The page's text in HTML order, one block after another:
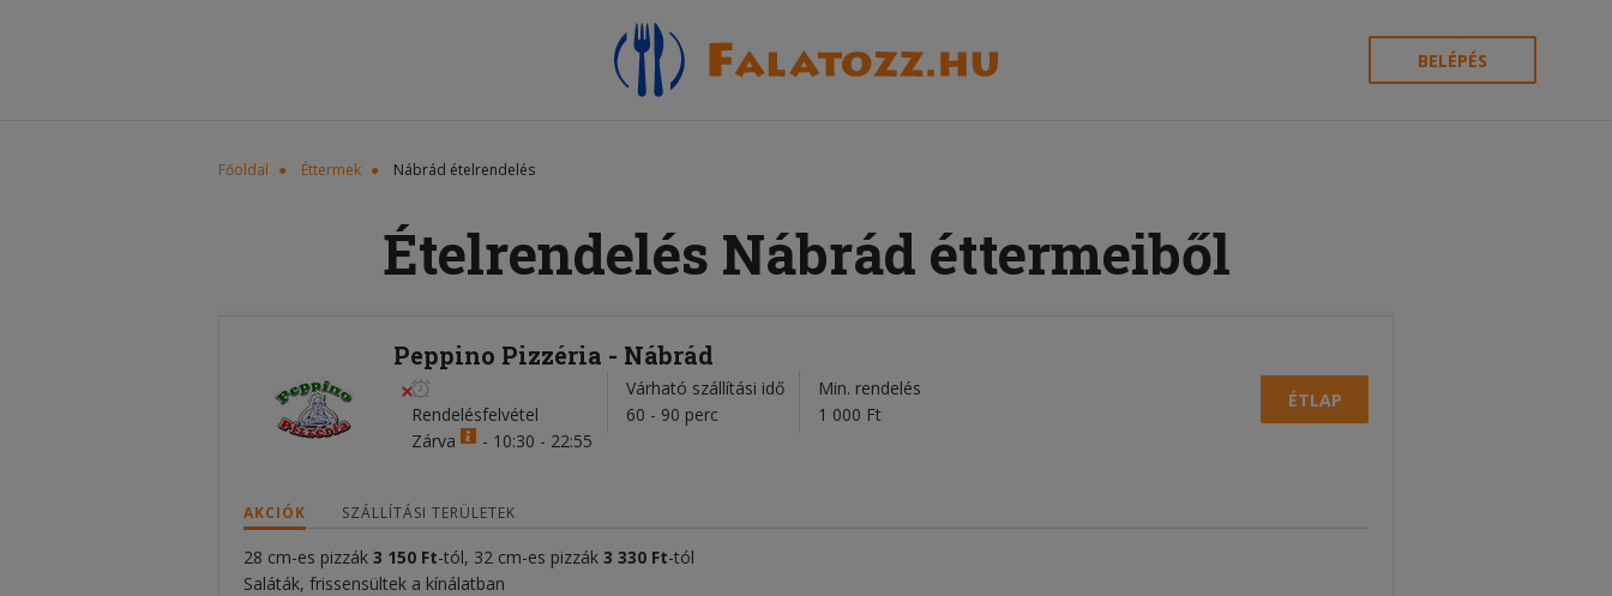
BELÉPÉS
Főoldal Éttermek Nábrád ételrendelés
Ételrendelés Nábrád éttermeiből
Peppino Pizzéria - Nábrád
Rendelésfelvétel
Zárva
- 10:30 - 22:55
Várható szállítási idő
60 - 90 perc
Min. rendelés
1 000 Ft
ÉTLAP
AKCIÓK SZÁLLÍTÁSI TERÜLETEK
28 cm-es pizzák 3 150 Ft-tól, 32 cm-es pizzák 3 330 Ft-tól
Saláták, frissensültek a kínálatban